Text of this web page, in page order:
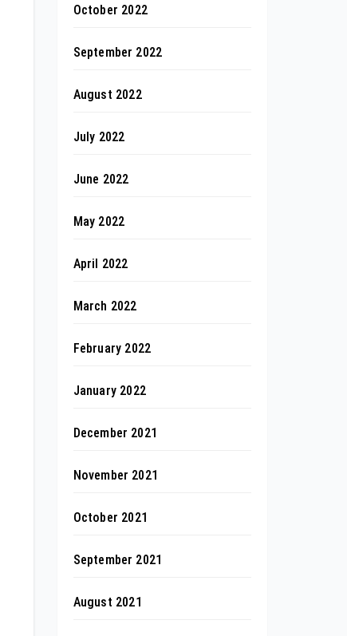
October 2022
September 2022
August 2022
July 2022
June 2022
May 2022
April 2022
March 2022
February 2022
January 2022
December 2021
November 2021
October 2021
September 2021
August 2021